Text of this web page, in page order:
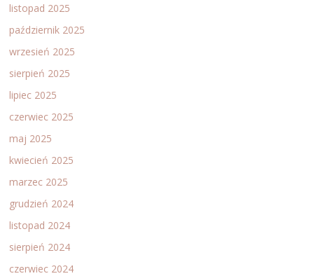
listopad 2025
październik 2025
wrzesień 2025
sierpień 2025
lipiec 2025
czerwiec 2025
maj 2025
kwiecień 2025
marzec 2025
grudzień 2024
listopad 2024
sierpień 2024
czerwiec 2024